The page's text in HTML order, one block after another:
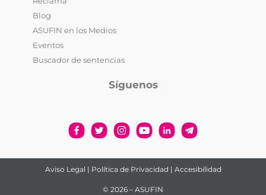
Blog
ASUFIN en los Medios
Eventos
Buscador de sentencias
Síguenos
Aviso Legal | Política de Privacidad | Accesibilidad
© 2026 – ASUFIN